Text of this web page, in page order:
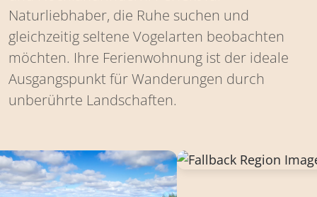
Naturliebhaber, die Ruhe suchen und
gleichzeitig seltene Vogelarten beobachten
möchten. Ihre Ferienwohnung ist der ideale
Ausgangspunkt für Wanderungen durch
unberührte Landschaften.